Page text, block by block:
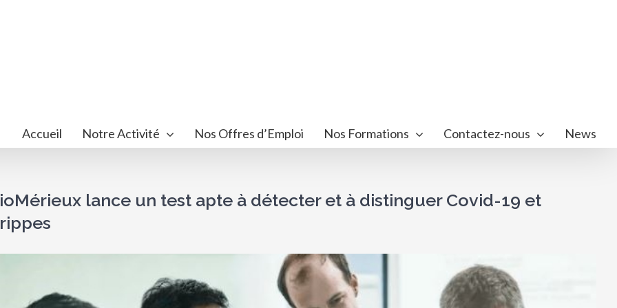
Accueil Notre Activité Nos Offres d’Emploi Nos Formations Contactez-nous News
lance un test apte à détecter et à distinguer Covid-19 et